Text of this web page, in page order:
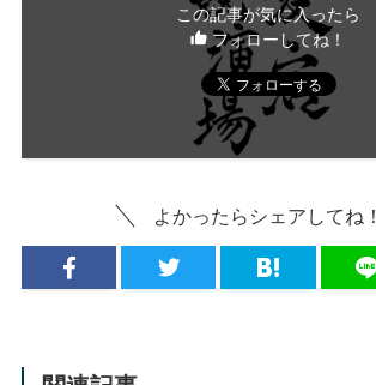
この記事が気に入ったら
フォローしてね！
よかったらシェアしてね！